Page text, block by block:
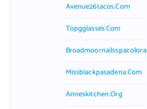
Avenue26tacos.com
Topgglasses.com
Missblackpasadena.com
Anneskitchen.org